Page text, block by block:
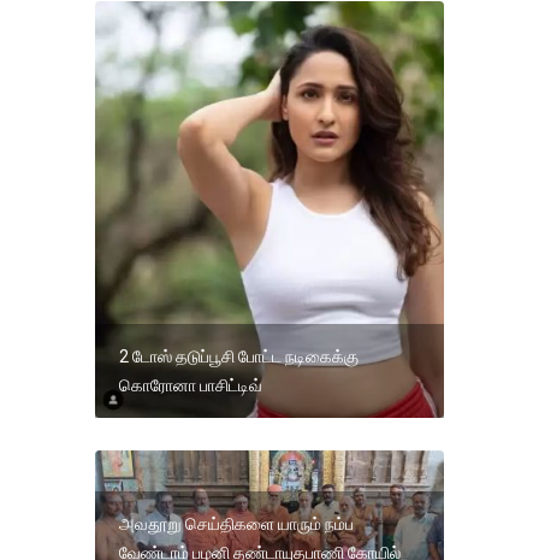
2 டோஸ் தடுப்பூசி போட்ட நடிகைக்கு
கொரோனா பாசிட்டிவ்
அவதூறு செய்திகளை யாரும் நம்ப
வேண்டாம் பழனி தண்டாயுதபாணி கோயில்